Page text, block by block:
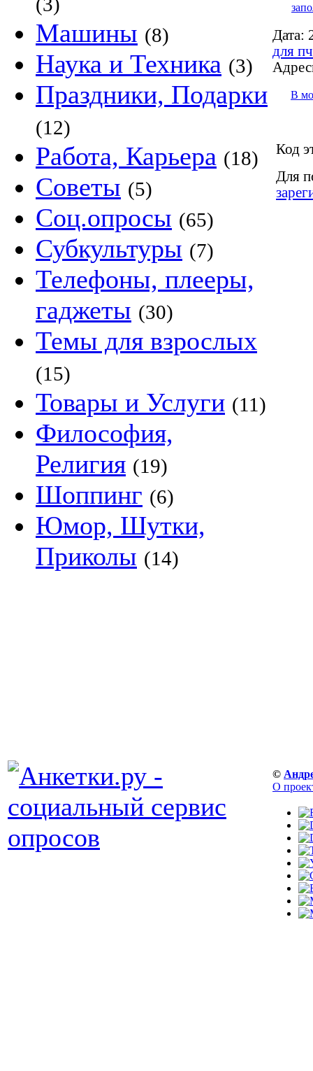
Машины (8)
Наука и Техника (3)
Праздники, Подарки
(12)
Работа, Карьера (18)
Советы (5)
Соц.опросы (65)
Субкультуры (7)
Телефоны, плееры,
гаджеты (30)
Темы для взрослых
(15)
Товары и Услуги (11)
Философия,
Религия (19)
Шоппинг (6)
Юмор, Шутки,
Приколы (14)
Дата:
для пч
В
Код
Для
©
О